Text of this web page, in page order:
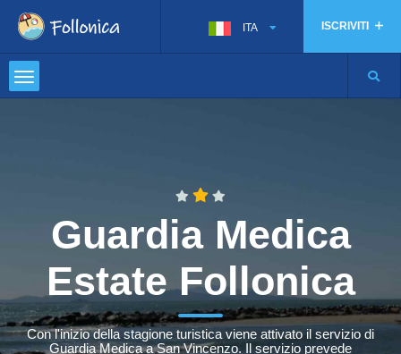
ISCRIVITI
ITA
Guardia Medica
Estate Follonica
Con l'inizio della stagione turistica viene attivato il servizio di
Guardia Medica a San Vincenzo. Il servizio prevede